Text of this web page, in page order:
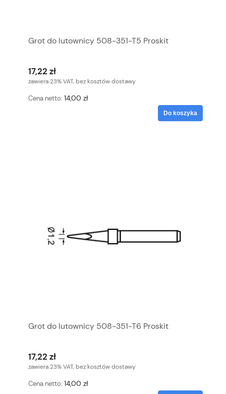
Grot do lutownicy 508-351-T5 Proskit
17,22 zł
zawiera 23% VAT, bez kosztów dostawy
Cena netto: 14,00 zł
Do koszyka
Grot do lutownicy 508-351-T6 Proskit
17,22 zł
zawiera 23% VAT, bez kosztów dostawy
Cena netto: 14,00 zł